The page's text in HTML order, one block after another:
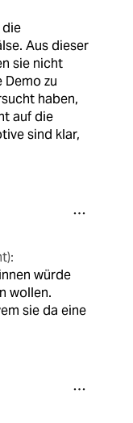
die
Aus dieser
sie nicht
Demo zu
haben,
auf die
sind klar,
würde
wollen.
sie da eine